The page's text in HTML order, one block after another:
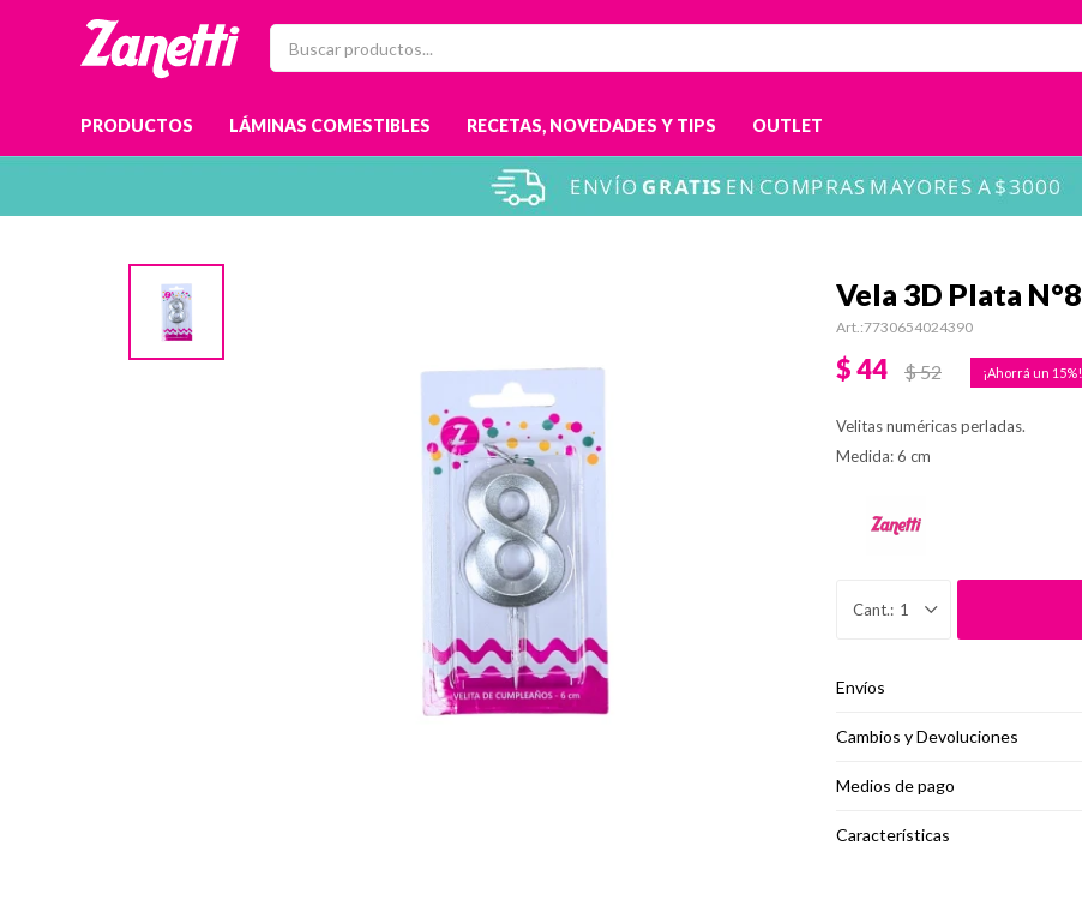
PRODUCTOS LÁMINAS COMESTIBLES RECETAS, NOVEDADES Y TIPS OUTLET
Vela 3D Plata N°8
7730654024390
$44 $52 15
Velitas numéricas perladas.
Medida: 6 cm
1
Envíos
Cambios y Devoluciones
Medios de pago
Características